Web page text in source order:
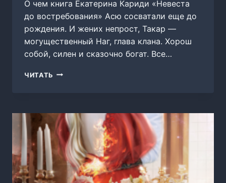
О чем книга Екатерина Кариди «Невеста
до востребования» Асю сосватали еще до
рождения. И жених непрост, Такар —
могущественный Наг, глава клана. Хорош
собой, силен и сказочно богат. Все…
ЧИТАТЬ НЕВЕСТА